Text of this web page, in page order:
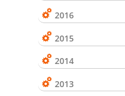
2016
2015
2014
2013